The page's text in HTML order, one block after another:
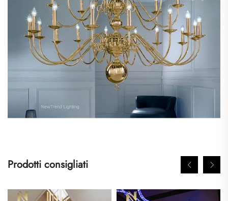
Prodotti consigliati